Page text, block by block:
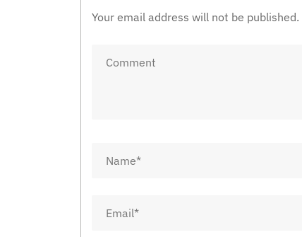
Your email address will not be published.